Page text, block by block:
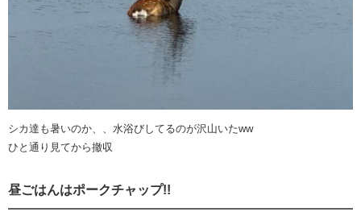
シカ達も暑いのか、、水浴びしてるのが沢山いたww
ひと通り見てから撤収
昼ごはんはポークチャップ!!